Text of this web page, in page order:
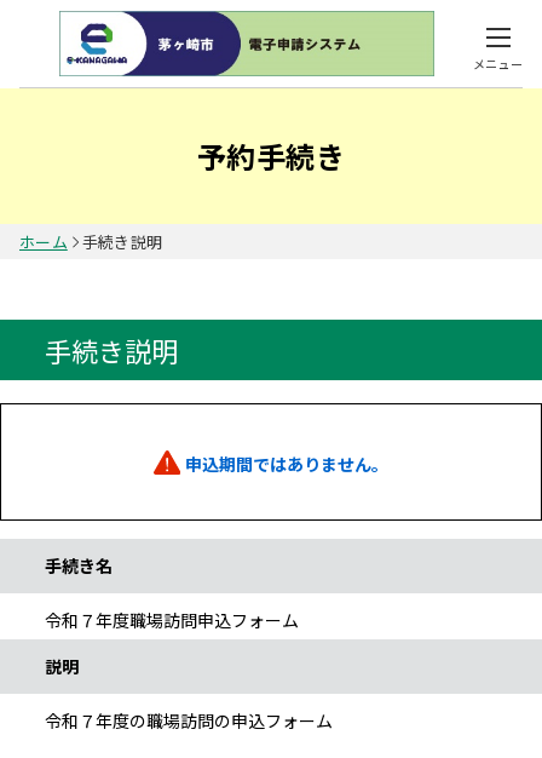
メニュー
予約手続き
ホーム 手続き説明
手続き説明
申込期間ではありません。
手続き名
令和７年度職場訪問申込フォーム
説明
令和７年度の職場訪問の申込フォーム